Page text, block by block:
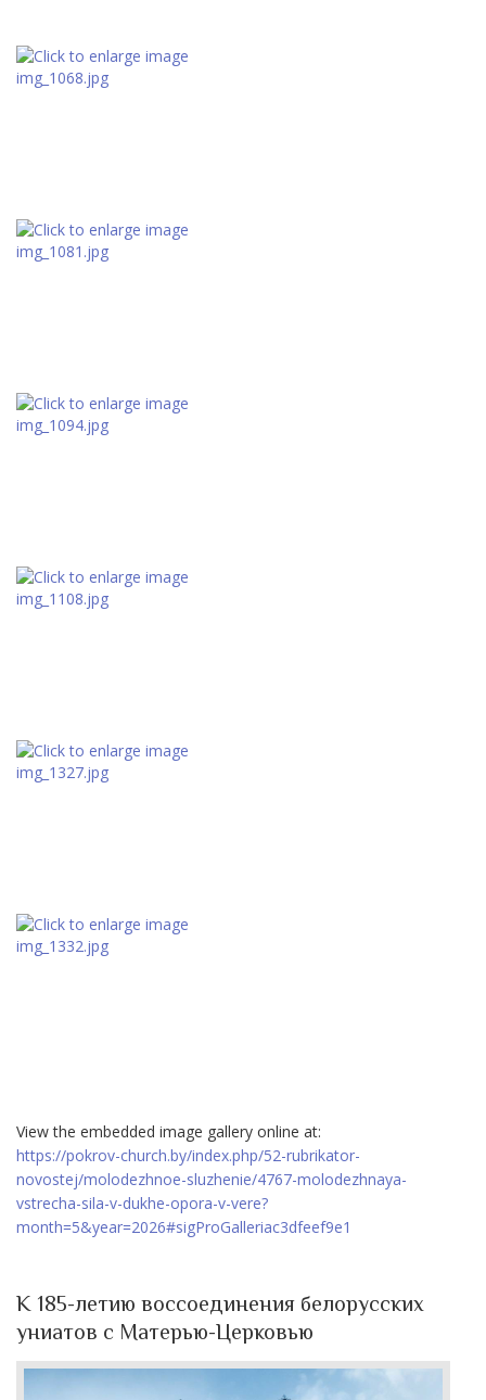
View the embedded image gallery online at:
https://pokrov-church.by/index.php/52-rubrikator-
novostej/molodezhnoe-sluzhenie/4767-molodezhnaya-
vstrecha-sila-v-dukhe-opora-v-vere?
month=5&year=2026#sigProGalleriac3dfeef9e1
К 185-летию воссоединения белорусских
униатов с Матерью-Церковью